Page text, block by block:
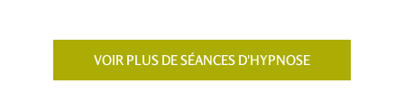
VOIR PLUS DE SÉANCES D'HYPNOSE